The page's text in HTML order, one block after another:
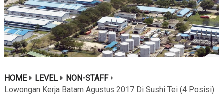
HOME LEVEL
NON-STAFF
Lowongan Kerja Batam Agustus 2017 Di Sushi Tei (4 Posisi)